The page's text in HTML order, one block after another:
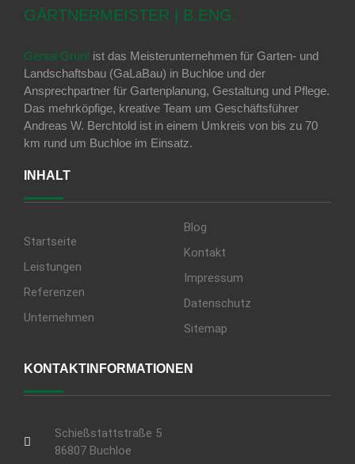
GÄRTNERMEISTER | B.ENG.
Genial Grün! ist das Meisterunternehmen für Garten- und
Landschaftsbau (GaLaBau) in Buchloe und der
Ansprechpartner für Gartenplanung, Gestaltung und Pflege.
Das mehrköpfige, kreative Team um Geschäftsführer
Andreas W. Berchtold ist in einem Umkreis von bis zu 70
km rund um Buchloe im Einsatz.
INHALT
Startseite
Leistungen
Referenzen
Unternehmen
Blog
Kontakt
Impressum
Datenschutz
Sitemap
KONTAKTINFORMATIONEN
Schießstattstraße 5
86807 Buchloe